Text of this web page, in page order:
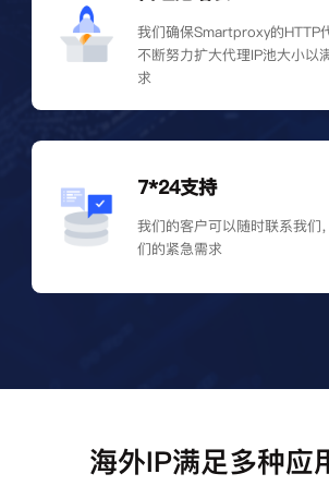
我们确保Smartproxy的HTTP
不断努力扩大代理IP池大小以
求
7*24支持
我们的客户可以随时联系我们
们的紧急需求
海外IP满足多种应